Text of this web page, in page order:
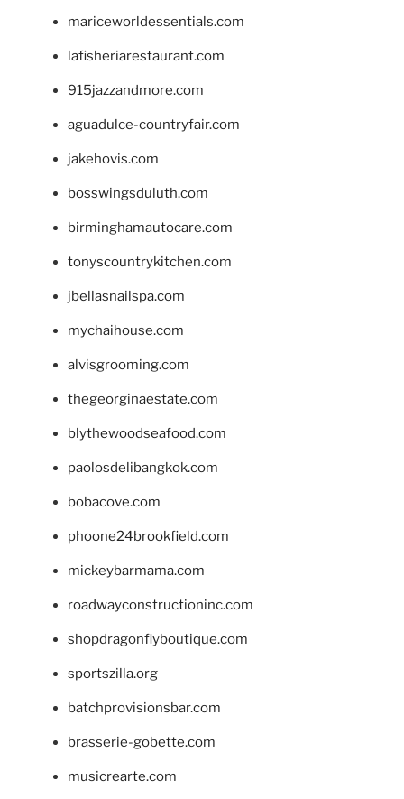
mariceworldessentials.com
lafisheriarestaurant.com
915jazzandmore.com
aguadulce-countryfair.com
jakehovis.com
bosswingsduluth.com
birminghamautocare.com
tonyscountrykitchen.com
jbellasnailspa.com
mychaihouse.com
alvisgrooming.com
thegeorginaestate.com
blythewoodseafood.com
paolosdelibangkok.com
bobacove.com
phoone24brookfield.com
mickeybarmama.com
roadwayconstructioninc.com
shopdragonflyboutique.com
sportszilla.org
batchprovisionsbar.com
brasserie-gobette.com
musicrearte.com